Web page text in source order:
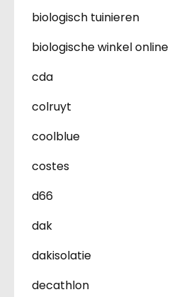
biologisch tuinieren
biologische winkel online
cda
colruyt
coolblue
costes
d66
dak
dakisolatie
decathlon